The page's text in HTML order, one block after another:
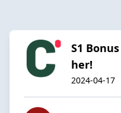
S1
her!
2024-04-17